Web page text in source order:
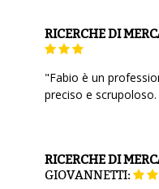
RICERCHE DI
"Fabio è un
preciso e scrupoloso.
RICERCHE DI
GIOVANNETTI: